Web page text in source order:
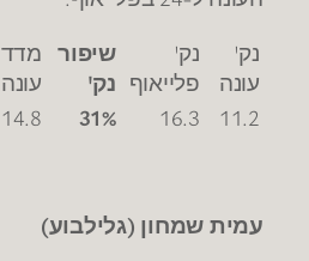
נק'
עונה
נק'
פלייאוף
שיפור
נק'
מדד
עונה
11.2
16.3
31%
14.8
עמית שמחון (גלילבוע)